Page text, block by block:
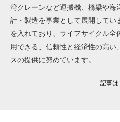
湾クレーンなど運搬機、橋梁や海
計・製造を事業として展開してい
を入れており、ライフサイクル全
用できる、信頼性と経済性の高
スの提供に努めています。
記事は